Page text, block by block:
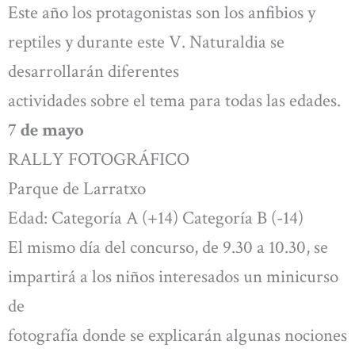
Este año los protagonistas son los anfibios y
reptiles y durante este V. Naturaldia se
desarrollarán diferentes
actividades sobre el tema para todas las edades.
7 de mayo
RALLY FOTOGRÁFICO
Parque de Larratxo
Edad: Categoría A (+14) Categoría B (-14)
El mismo día del concurso, de 9.30 a 10.30, se
impartirá a los niños interesados un minicurso
de
fotografía donde se explicarán algunas nociones